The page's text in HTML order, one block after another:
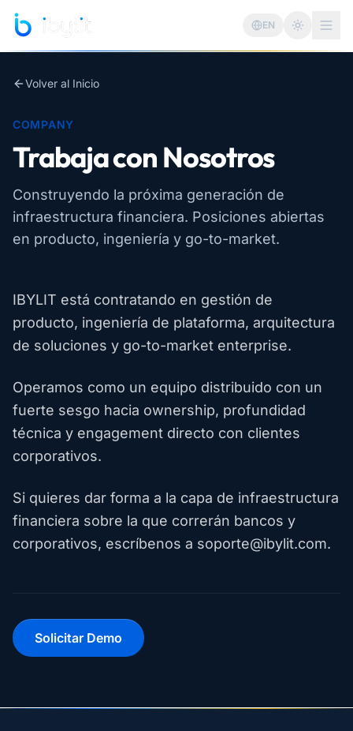
Saltar al contenido principal
EN Cambiar
Volver al Inicio
COMPANY
Trabaja con Nosotros
Construyendo la próxima generación de
infraestructura financiera. Posiciones abiertas
en producto, ingeniería y go-to-market.
IBYLIT está contratando en gestión de
producto, ingeniería de plataforma, arquitectura
de soluciones y go-to-market enterprise.
Operamos como un equipo distribuido con un
fuerte sesgo hacia ownership, profundidad
técnica y engagement directo con clientes
corporativos.
Si quieres dar forma a la capa de infraestructura
financiera sobre la que correrán bancos y
corporativos, escríbenos a soporte@ibylit.com.
Solicitar Demo